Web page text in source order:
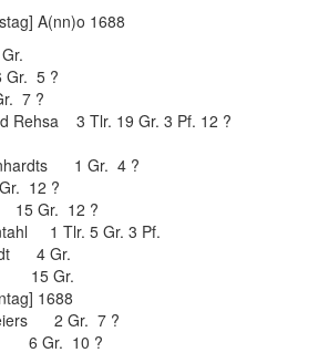
A(nn)o 1688
5 ?
7 ?
Rehsa 3 Tlr. 19 Gr. 3 Pf. 12 ?
1 Gr. 4 ?
12 ?
15 Gr. 12 ?
1 Tlr. 5 Gr. 3 Pf.
4 Gr.
15 Gr.
1688
2 Gr. 7 ?
6 Gr. 10 ?